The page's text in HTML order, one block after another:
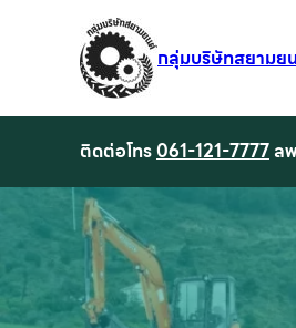
กลุ่มบริษัทสยามย
ติดต่อโทร061-121-7777 ล